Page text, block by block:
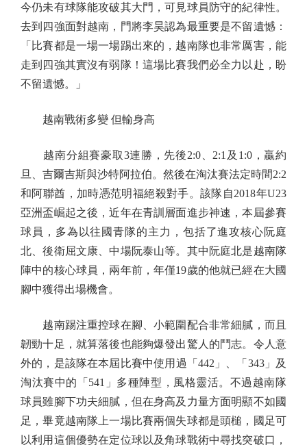
今仍未有球隊能攻破其大門，可見球員防守的紀律性。
去到四強面對越南，門將李昊認為最重要是不留遺憾：
「比賽都是一場一場踢出來的，越南隊也非常厲害，能
走到四強其實沒有弱隊！這場比賽我們必全力以赴，盼
不留遺憾。」
越南戰術多變 但輸身高
越南分組賽豪取3連勝，先後2:0、2:1及1:0，贏約
旦、吉爾吉斯與沙特阿拉伯。然後在淘汰賽法定時間2:2
和阿聯酋，加時憑范明福絕殺對手。該隊自2018年U23
亞洲盃崛起之後，近年在青訓層面進步神速，本屆參賽
球員，多為以往國青隊的主力，包括了進攻核心阮庭
北、後衛屈文康、中場阮泰山等。其中阮庭北是越南隊
陣中的核心球員，兩年前，年僅19歲的他就已經在大國
腳中獲得出場機會。
越南踢注重控球在腳、小範圍配合非常細膩，而且
韌勁十足，就算落後也能夠爆發出驚人的鬥志。令人意
外的，是該隊在本屆比賽中使用過「442」、「343」及
淘汰賽中的「541」多種陣型，風格靈活。不過越南隊
球員雖腳下功夫細膩，但在身高及力量方面明顯不如國
足，畢竟越南隊上一場比賽兩個失球都是頭槌，國足可
以利用這個優勢在定位球以及角球戰術中尋找突破口，